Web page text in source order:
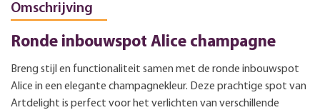
Omschrijving
Ronde inbouwspot Alice champagne
Breng stijl en functionaliteit samen met de ronde inbouwspot
Alice in een elegante champagnekleur. Deze prachtige spot van
Artdelight is perfect voor het verlichten van verschillende